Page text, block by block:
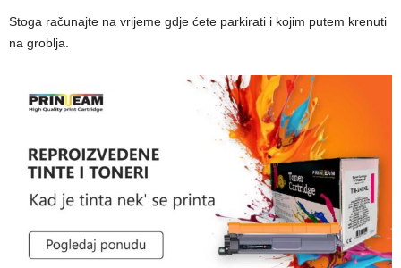
Stoga računajte na vrijeme gdje ćete parkirati i kojim putem krenuti
na groblja.